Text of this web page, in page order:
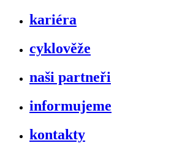
kariéra
cyklověže
naši partneři
informujeme
kontakty